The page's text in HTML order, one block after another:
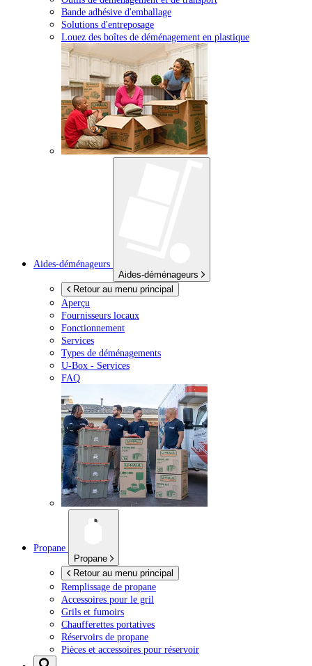
Bande adhésive d'emballage
Solutions d'entreposage
Louez des boîtes de déménagement en plastique
Aides-déménageurs
Aides-déménageurs
Retour au menu principal
Aperçu
Fournisseurs locaux
Fonctionnement
Services
Types de déménagements
U-Box - Services
FAQ
Propane
Propane
Retour au menu principal
Remplissage de propane
Accessoires pour le gril
Grils et fumoirs
Chaufferettes portatives
Réservoirs de propane
Pièces et accessoires pour réservoir